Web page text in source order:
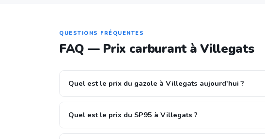
QUESTIONS FRÉQUENTES
FAQ — Prix carburant à Villegats
Quel est le prix du gazole à Villegats aujourd'hui ?
Quel est le prix du SP95 à Villegats ?